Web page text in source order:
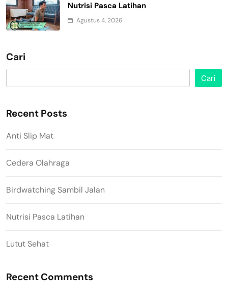
Nutrisi Pasca Latihan
Agustus 4, 2026
Cari
Cari
Recent Posts
Anti Slip Mat
Cedera Olahraga
Birdwatching Sambil Jalan
Nutrisi Pasca Latihan
Lutut Sehat
Recent Comments